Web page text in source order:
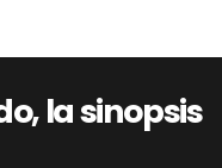
la sinopsis